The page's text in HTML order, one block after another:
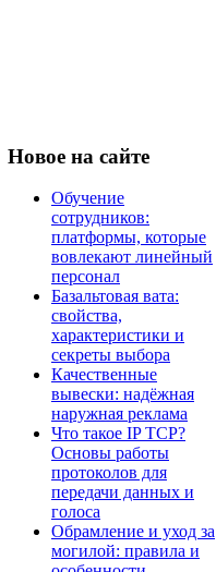
Новое на сайте
Обучение
сотрудников:
платформы, которые
вовлекают линейный
персонал
Базальтовая вата:
свойства,
характеристики и
секреты выбора
Качественные
вывески: надёжная
наружная реклама
Что такое IP TCP?
Основы работы
протоколов для
передачи данных и
голоса
Обрамление и уход за
могилой: правила и